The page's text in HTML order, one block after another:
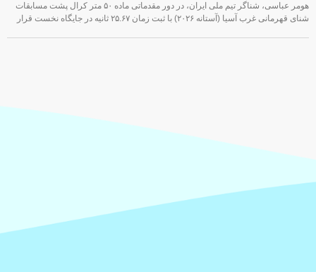
هومر عباسی، شناگر تیم ملی ایران، در دور مقدماتی ماده ۵۰ متر کرال پشت مسابقات
شنای قهرمانی غرب آسیا (آستانه ۲۰۲۶) با ثبت زمان ۲۵.۶۷ ثانیه در جایگاه نخست قرار